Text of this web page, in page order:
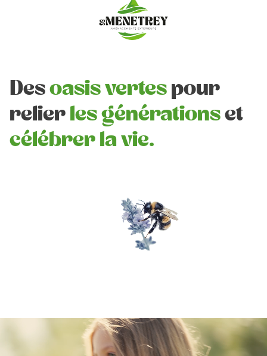
Desoasis vertes pour
relier les générationset
célébrer la vie.